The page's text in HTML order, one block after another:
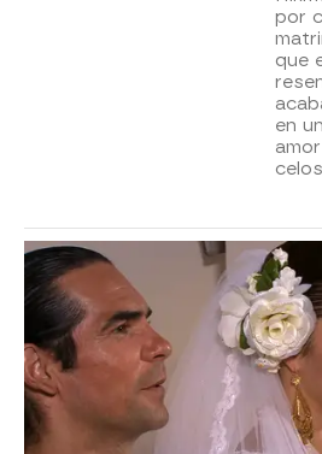
por
que
en